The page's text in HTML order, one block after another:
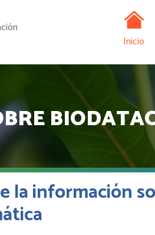
Inicio
la información